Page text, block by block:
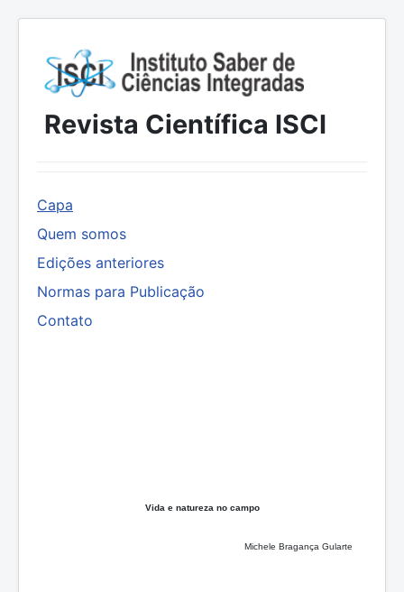
Revista Científica ISCI
Capa
Quem somos
Edições anteriores
Normas para Publicação
Contato
Vida e natureza no campo
Michele Bragança Gularte